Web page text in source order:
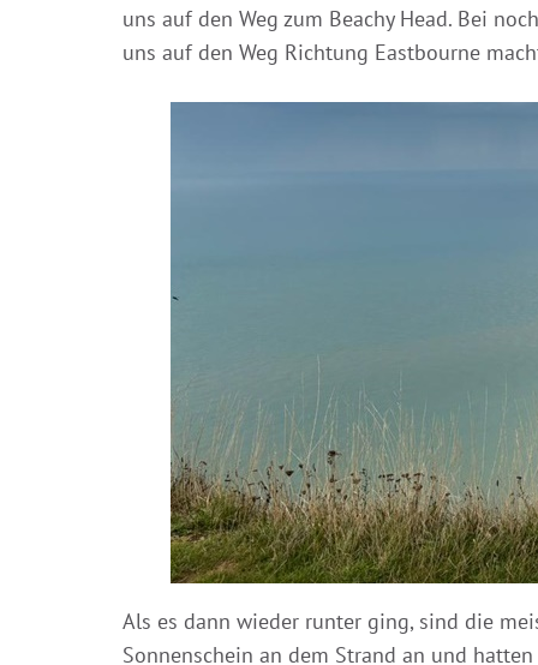
uns auf den Weg zum Beachy Head. Bei
uns auf den Weg Richtung Eastbourne
Als es dann wieder runter ging, sind die
Sonnenschein an dem Strand an und